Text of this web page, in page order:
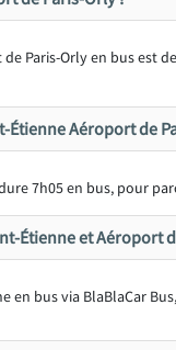
Paris-Orly en bus est
Aéroport de
7h05 en bus, pour
Étienne et Aéroport
bus via BlaBlaCar